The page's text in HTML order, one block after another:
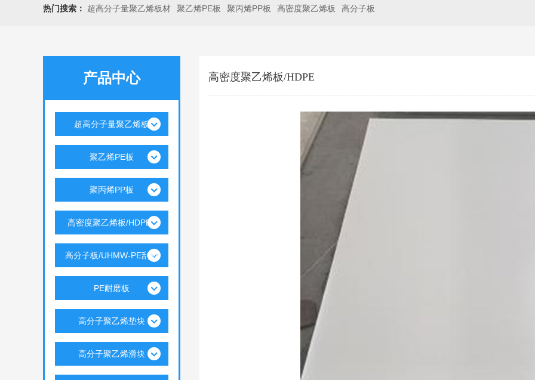
热门搜索： 超高分子量聚乙烯板材 聚乙烯PE板 聚丙烯PP板 高密度聚乙烯板 高分子板
产品中心
超高分子量聚乙烯板
聚乙烯PE板
聚丙烯PP板
高密度聚乙烯板/HDPE..
高分子板/UHMW-PE刮板
PE耐磨板
高分子聚乙烯垫块
高分子聚乙烯滑块
高密度聚乙烯板/HDPE